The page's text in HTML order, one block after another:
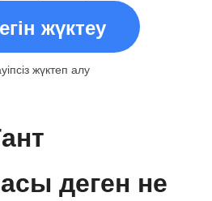
жүктеу
жүктеп алу
деген не